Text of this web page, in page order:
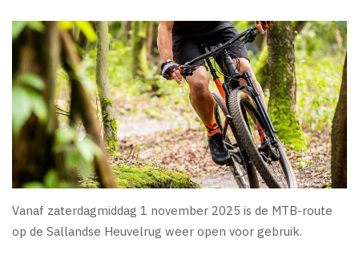
Vanaf zaterdagmiddag 1 november 2025 is de MTB-route
op de Sallandse Heuvelrug weer open voor gebruik.